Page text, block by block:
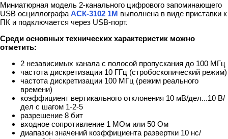
Миниатюрная модель 2-канального цифрового запоминающего
USB осциллографа АСК-3102 1М выполнена в виде приставки к
ПК и подключается через USB-порт.
Среди основных технических характеристик можно
отметить:
2 независимых канала с полосой пропускания до 100 МГц
частота дискретизации 10 ГГц (стробоскопический режим)
частота дискретизации 100 МГц (режим реального
времени)
коэффициент вертикального отклонения 10 мВ/дел...10 В/
дел с шагом 1-2-5
разрешение 8 бит
входное сопротивление 1 МОм или 50 Ом
диапазон значений коэффициента развертки 10 нс/